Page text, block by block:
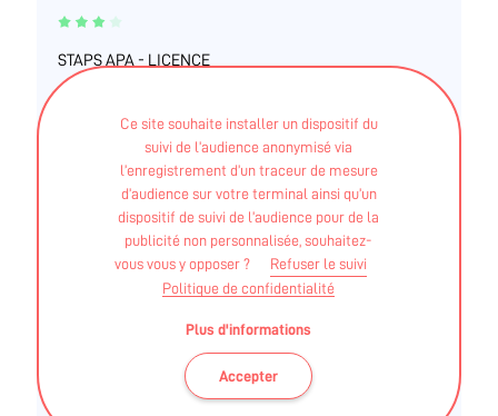
Ce site souhaite installer un dispositif du
suivi de l’audience anonymisé via
l’enregistrement d’un traceur de mesure
d’audience sur votre terminal ainsi qu’un
dispositif de suivi de l’audience pour de la
publicité non personnalisée, souhaitez-
vous vous y opposer ?
Refuser le suivi
Politique de confidentialité
Plus d'informations
Accepter
STAPS APA - LICENCE
STAPS APA - Licence
STAPS APA - Maitrise
MARINE BAILLON
STAPS APA - Licence mention parcours type –
"Activité physique adaptée et santé